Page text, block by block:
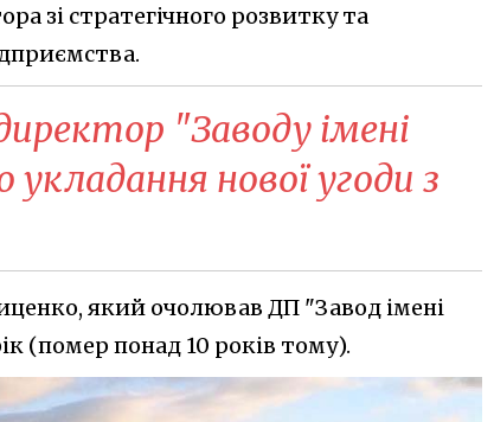
зі стратегічного розвитку та
"Заводу імені
нової угоди з
який очолював ДП "Завод імені
(помер понад 10 років тому).